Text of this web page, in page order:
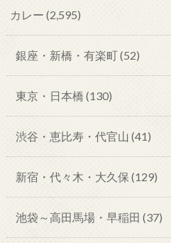
カレー (2,595)
銀座・新橋・有楽町(52)
東京・日本橋 (130)
渋谷・恵比寿・代官山 (41)
新宿・代々木・大久保 (129)
池袋～高田馬場・早稲田 (37)